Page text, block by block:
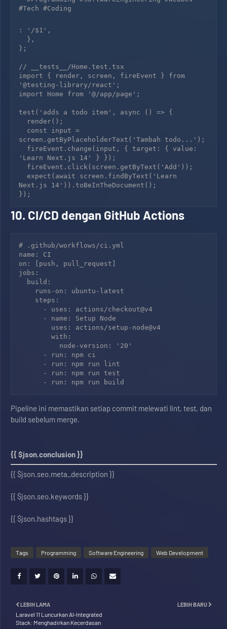
: ' /$1',
};
// __tests__/Home.test.tsx
import { render, screen, fireEvent } from
'@testing-library/react';
import Home from '@/app/page';
test('adds a todo item', async () => {
  render(
);
screen.getByPlaceholderText('Tambah todo...');
'Learn Next.js 14' } });
Next.js 14')).toBeInTheDocument();
10. CI/CD dengan GitHub Actions
# .github/workflows/ci.yml
name: CI
on: [push, pull_request]
jobs:
Pipeline ini memastikan setiap commit melewati lint, test, dan
build sebelum merge.
{{ $json.conclusion }}
{{ $json.seo.meta_description }}
{{ $json.seo.keywords }}
{{ $json.hashtags }}
Tags Programming Software Engineering Web Development
LEBIH BARU
LEBIH LAMA
Laravel 11 Luncurkan AI‑Integrated
Stack: Menghadirkan Kecerdasan